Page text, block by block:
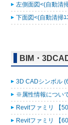
左側面図<(自動清
下面図<(自動清掃
BIM・
3D CADシンボル
※属性情報につい
Revitファミリ 【
Revitファミリ 【